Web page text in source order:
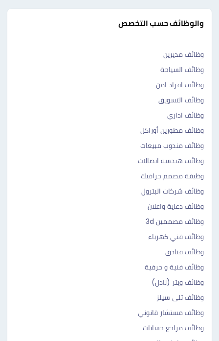
والوظائف حسب التخصص
وظائف مديرين
وظائف السياحة
وظائف افراد امن
وظائف التسويق
وظائف اداري
وظائف مطورين أوراكل
وظائف مندوب مبيعات
وظائف هندسة اتصالات
وظيفة مصمم جرافيك
وظائف شركات البترول
وظائف دعاية واعلان
وظائف مصممين 3d
وظائف فني كهرباء
وظائف فنادق
وظائف فنية و حرفية
وظائف ويتر (نادل)
وظائف تلى سيلز
وظائف مستشار قانوني
وظائف مراجع حسابات